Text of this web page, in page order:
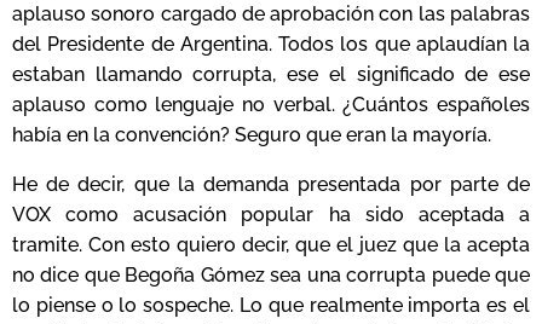
aplauso sonoro cargado de aprobación con las palabras
del Presidente de Argentina. Todos los que aplaudían la
estaban llamando corrupta, ese el significado de ese
aplauso como lenguaje no verbal. ¿Cuántos españoles
había en la convención? Seguro que eran la mayoría.
He de decir, que la demanda presentada por parte de
VOX como acusación popular ha sido aceptada a
tramite. Con esto quiero decir, que el juez que la acepta
no dice que Begoña Gómez sea una corrupta puede que
lo piense o lo sospeche. Lo que realmente importa es el